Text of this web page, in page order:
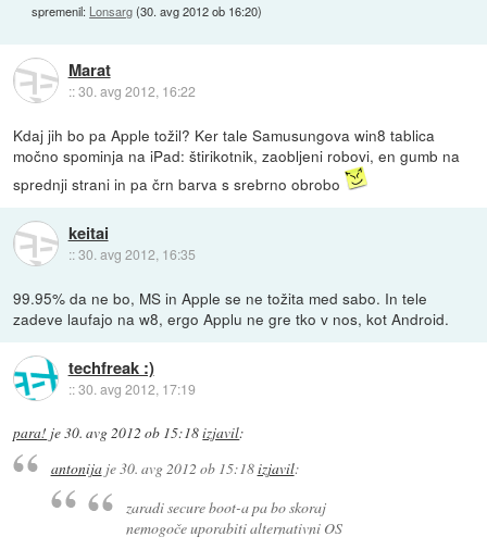
spremenil: Lonsarg(30. avg 2012 ob 16:20)
Marat
::30. avg 2012, 16:22
Kdaj jih bo pa Apple tožil? Ker tale Samusungova win8 tablica
močno spominja na iPad: štirikotnik, zaobljeni robovi, en gumb na
sprednji strani in pa črn barva s srebrno obrobo
keitai
::30. avg 2012, 16:35
99.95% da ne bo, MS in Apple se ne tožita med sabo. In tele
zadeve laufajo na w8, ergo Applu ne gre tko v nos, kot Android.
techfreak :)
::30. avg 2012, 17:19
para! je30. avg 2012 ob 15:18izjavil:
antonijaje30. avg 2012 ob 15:18izjavil:
zaradi secure boot-a pa bo skoraj
nemogoče uporabiti alternativni OS